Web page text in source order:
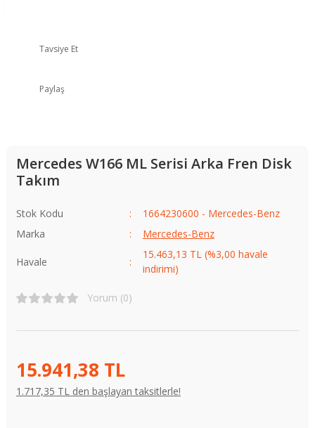
Tavsiye Et
Paylaş
Mercedes W166 ML Serisi Arka Fren Disk
Takım
Stok Kodu
1664230600 - Mercedes-Benz
Marka
Mercedes-Benz
Havale
15.463,13 TL (%3,00 havale
indirimi)
Yorum (0)
15.941,38 TL
1.717,35 TL den başlayan taksitlerle!